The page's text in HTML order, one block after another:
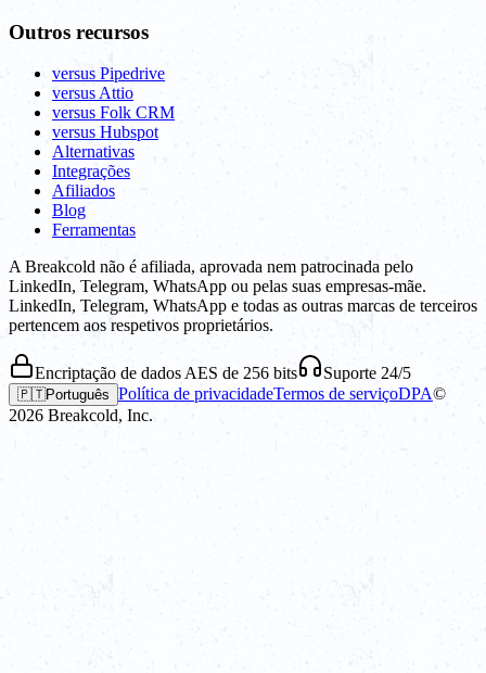
Outros recursos
versus Pipedrive
versus Attio
versus Folk CRM
versus Hubspot
Alternativas
Integrações
Afiliados
Blog
Ferramentas
A Breakcold não é afiliada, aprovada nem patrocinada pelo
LinkedIn, Telegram, WhatsApp ou pelas suas empresas-mãe.
LinkedIn, Telegram, WhatsApp e todas as outras marcas de terceiros
pertencem aos respetivos proprietários.
Encriptação de dados AES de 256 bits Suporte 24/5
🇵🇹Português Política de privacidadeTermos de serviçoDPA©
2026 Breakcold, Inc.